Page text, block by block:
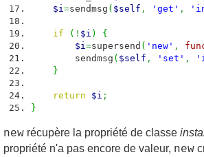
$i=sendmsg ( $self , 'get' ,
if ( ! $i )
{
$i=supersend ( 'new' ,
sendmsg ( $self , 'set' ,
}
return $i ;
}
new récupère la propriété de classe
propriété n'a pas encore de valeur, new